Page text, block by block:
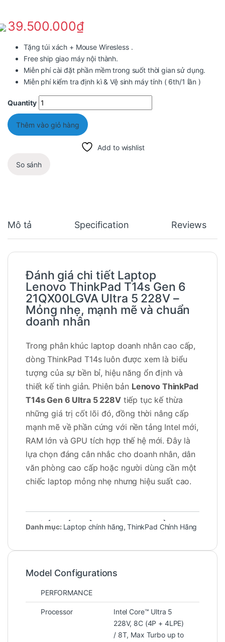
39.500.000₫
Tặng túi xách + Mouse Wiresless .
Free ship giao máy nội thành.
Miễn phí cài đặt phần mềm trong suốt thời gian sử dụng.
Miễn phí kiểm tra định kì & Vệ sinh máy tính ( 6th/1 lần )
Quantity
Thêm vào giỏ hàng
Add to wishlist
So sánh
Mô tả Specification Reviews
Đánh giá chi tiết Laptop
Lenovo ThinkPad T14s Gen 6
21QX00LGVAUltra 5 228V –
Mỏng nhẹ, mạnh mẽ và chuẩn
doanh nhân
Trong phân khúc laptop doanh nhân cao cấp,
dòng ThinkPad T14s luôn được xem là biểu
tượng của sự bền bỉ, hiệu năng ổn định và
thiết kế tinh giản. Phiên bản Lenovo ThinkPad
T14s Gen 6 Ultra 5 228Vtiếp tục kế thừa
những giá trị cốt lõi đó, đồng thời nâng cấp
mạnh mẽ về phần cứng với nền tảng Intel mới,
RAM lớn và GPU tích hợp thế hệ mới. Đây là
lựa chọn đáng cân nhắc cho doanh nhân, dân
văn phòng cao cấp hoặc người dùng cần một
chiếc laptop mỏng nhẹ nhưng hiệu suất cao.
Thiết kế: Mỏng nhẹ, chuẩn
Gen 6 vẫn giữ ngôn ngữ thiết kế đặc trưng
của dòng ThinkPad: tối giản, mạnh mẽ và cực
kỳ thực dụng. Máy có lớp vỏ đen nhám chống
bám vân tay, logo ThinkPad quen thuộc với
Danh mục: Laptop chính hãng, ThinkPad Chính Hãng
Model Configurations
PERFORMANCE
Processor
Intel Core™ Ultra 5
228V, 8C (4P + 4LPE)
/ 8T, Max Turbo up to